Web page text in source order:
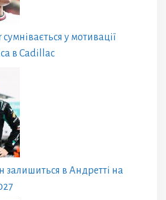
у мотивації
в Cadillac
залишиться в Андретті на